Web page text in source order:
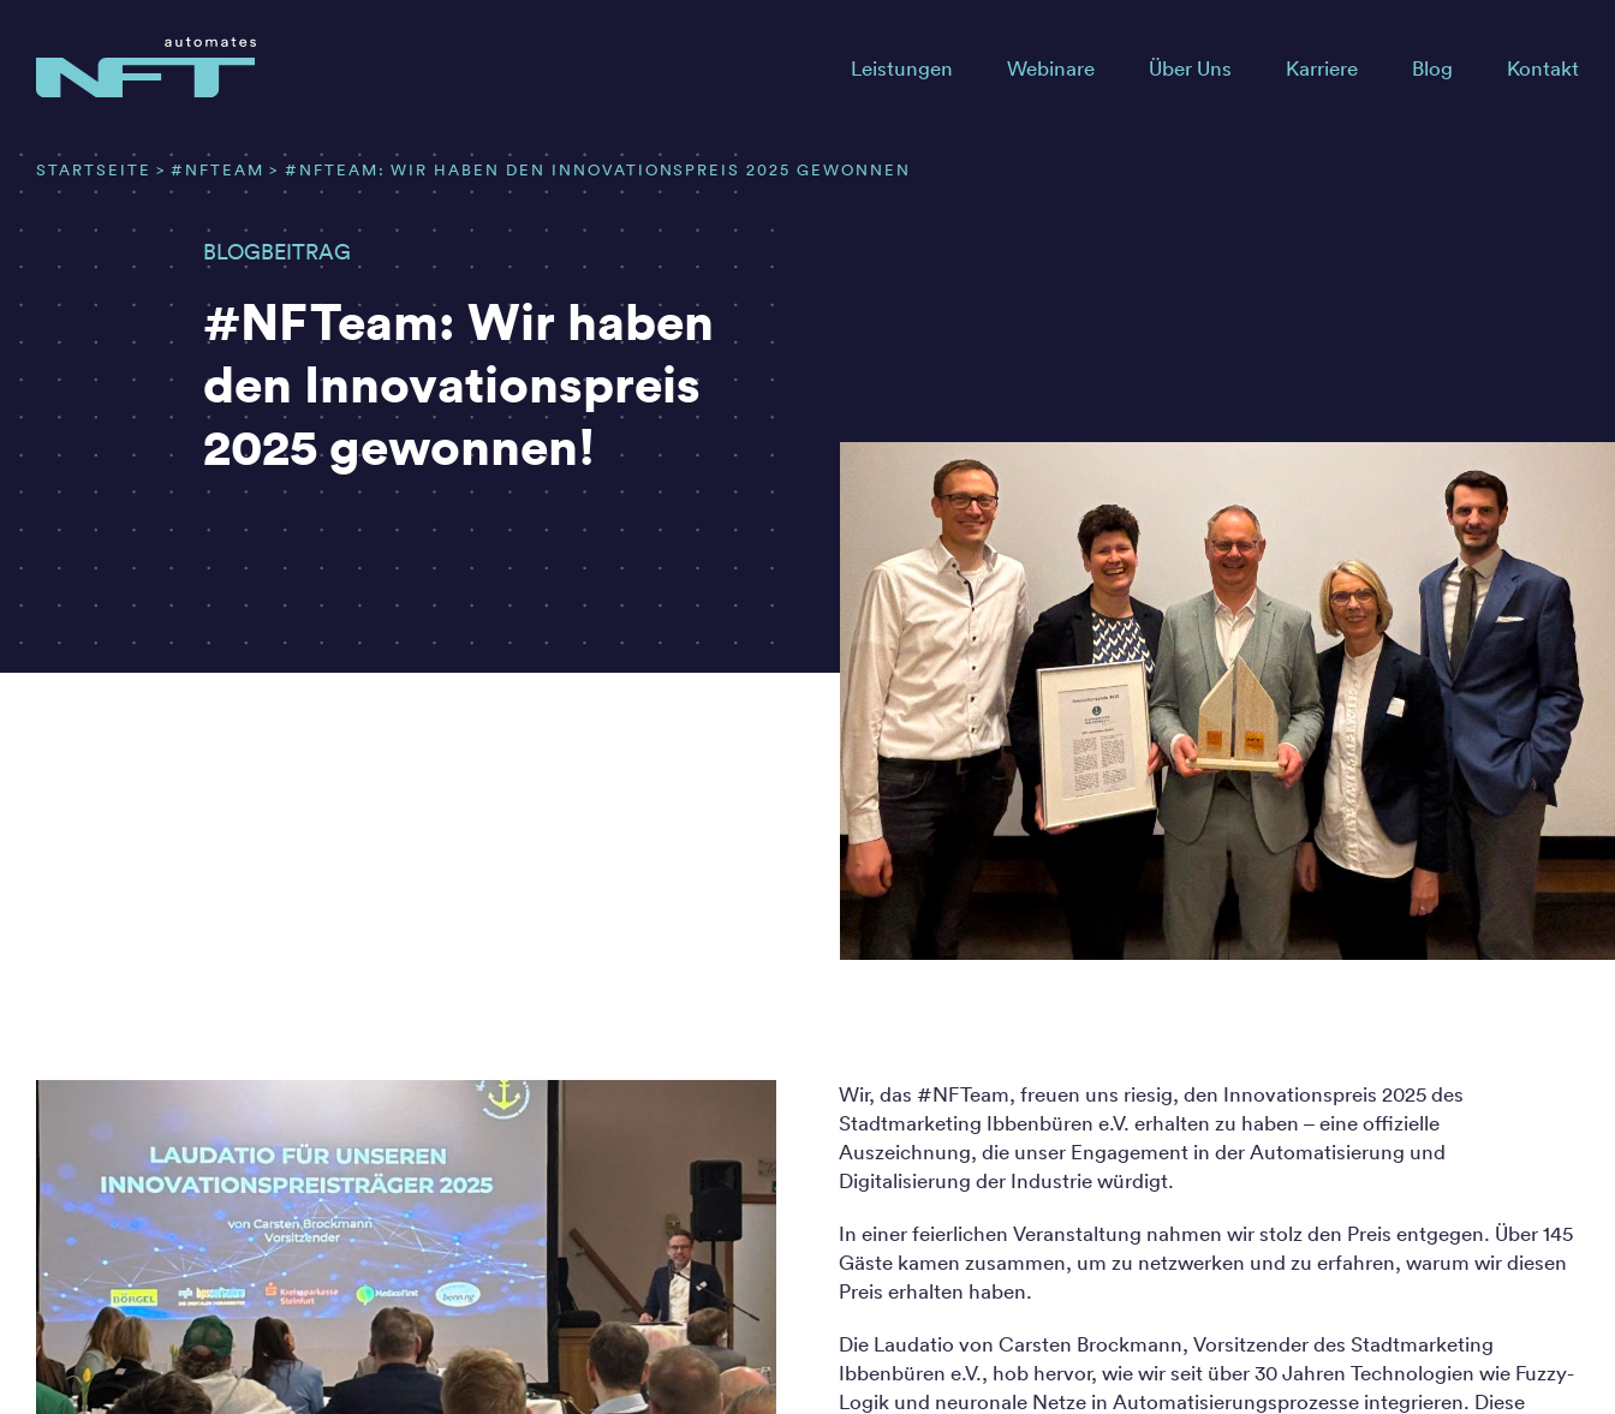
springen
Leistungen Webinare Über Uns Karriere Blog Kontakt
STARTSEITE #NFTEAM #NFTEAM: WIR HABEN DEN INNOVATIONSPREIS 2025 GEWONNEN
BLOGBEITRAG
#NFTeam: Wir haben
den Innovationspreis
2025 gewonnen!
Wir, das #NFTeam, freuen uns riesig, den Innovationspreis 2025 des
Stadtmarketing Ibbenbüren e.V. erhalten zu haben – eine offizielle
Auszeichnung, die unser Engagement in der Automatisierung und
Digitalisierung der Industrie würdigt.
In einer feierlichen Veranstaltung nahmen wir stolz den Preis entgegen. Über 145
Gäste kamen zusammen, um zu netzwerken und zu erfahren, warum wir diesen
Preis erhalten haben.
Die Laudatio von Carsten Brockmann, Vorsitzender des Stadtmarketing
Ibbenbüren e.V., hob hervor, wie wir seit über 30 Jahren Technologien wie Fuzzy-
Logik und neuronale Netze in Automatisierungsprozesse integrieren. Diese